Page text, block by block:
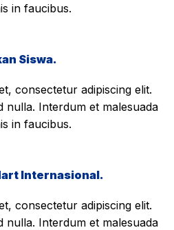
in faucibus.
Siswa.
consectetur adipiscing elit.
nulla. Interdum et malesuada
in faucibus.
Internasional.
consectetur adipiscing elit.
nulla. Interdum et malesuada